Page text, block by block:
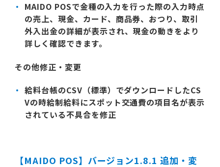
MAIDO POSで金種の入力を行った際の入力時点
の売上、現金、カード、商品券、おつり、取引
外入出金の詳細が表示され、現金の動きをより
詳しく確認できます。
その他修正・変更
給料台帳のCSV（標準）でダウンロードしたCS
Vの時給制給料にスポット交通費の項目名が表示
されている不具合を修正
【MAIDO POS】バージョン1.8.1 追加・変